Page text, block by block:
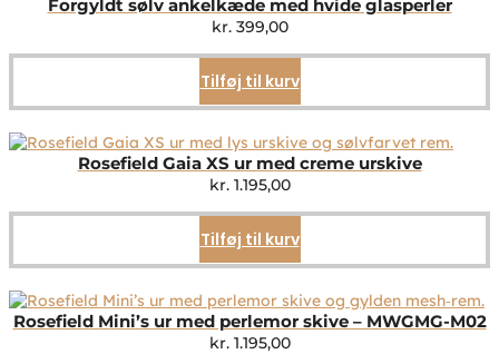
Forgyldt sølv ankelkæde med hvide glasperler
kr.399,00
Tilføj til kurv
Rosefield Gaia XS ur med creme urskive
kr.1.195,00
Tilføj til kurv
Rosefield Mini’s ur med perlemor skive – MWGMG-M02
kr.1.195,00